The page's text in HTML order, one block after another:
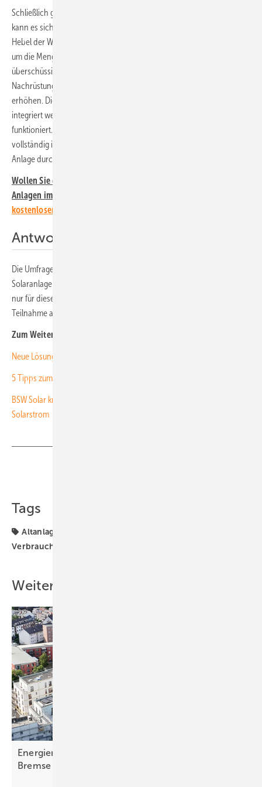
Schließlich gibt es mehrere Möglichkeiten für den Weiterbetrieb. So
kann es sich durchaus lohnen, auf Eigenverbrauch umzustellen. Der
Hebel der Wirtschaftlichkeit ist dabei, den Strombezug von Versorger
um die Menge der selbst genutzten Solarenergie zu verringern. Die
überschüssige Energie wird ins Netz eingespeist. Auch die
Nachrüstung eines Speichers ist denkbar, um den Eigenverbrauch zu
erhöhen. Dieser Speicher kann dann auch in eine neue Solaranlage
integriert werden, wenn die alte Anlage tatsächlich nicht mehr
funktioniert. Der Betreiber kann aber den Strom auch weiterhin
vollständig ins Netz einspeisen. Eine weitere Möglichkeit ist, die alte
Anlage durch einen neuen und effizienteren Generator zu ersetzen.
Wollen Sie die Möglichkeiten für den Weiterbetrieb von Ü20-
Anlagen im Blick behalten?
kostenlosen Newsletter!
Antwort bis Mitte Dezember möglich
Die Umfrage richtet sich ausschließlich an Betreiber von
Solaranlagen, die im Jahr 2000 oder vorher installiert wurden. Denn
nur für diese Systeme ist die Förderung bereits abgelaufen. Die
Teilnahme an der Umfrage ist bis zum 15. Dezember 2021 möglich. (su)
Zum Weiterlesen:
Neue Lösungen für Ü20-Altanlagen
5 Tipps zum Weiterbetrieb von ausgeförderten Solaranlagen
BSW Solar kritisiert hohe Gebühren für Herkunftsnachweise für
Solarstrom
Tags
Altanlage
Verbraucherzentrale
Weitere Inhalte
Energierechtsnovelle: Koalition steht auf der
Bremse